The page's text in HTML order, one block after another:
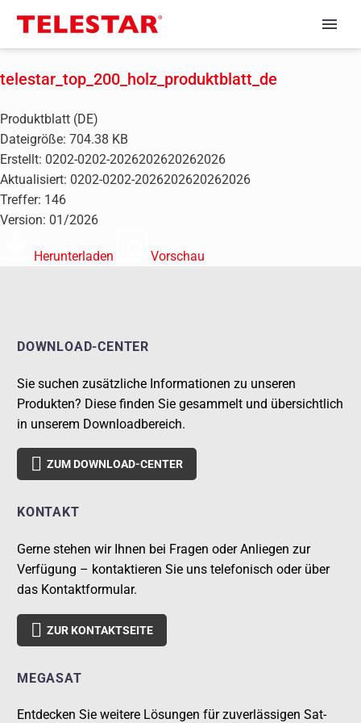
telestar_top_200_holz_produktblatt_de
Produktblatt (DE)
Dateigröße: 704.38 KB
Erstellt: 0202-0202-2026202620262026
Aktualisiert: 0202-0202-2026202620262026
Treffer: 146
Version: 01/2026
Herunterladen Vorschau
DOWNLOAD-CENTER
Sie suchen zusätzliche Informationen zu unseren
Produkten? Diese finden Sie gesammelt und übersichtlich
in unserem Downloadbereich.
 ZUM DOWNLOAD-CENTER
KONTAKT
Gerne stehen wir Ihnen bei Fragen oder Anliegen zur
Verfügung – kontaktieren Sie uns telefonisch oder über
das Kontaktformular.
 ZUR KONTAKTSEITE
MEGASAT
Entdecken Sie weitere Lösungen für zuverlässigen Sat-